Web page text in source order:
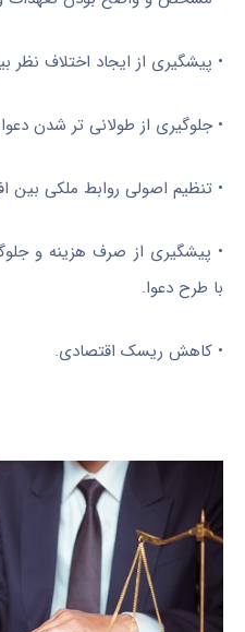
• پیشگیری از ایجاد اختلاف نظر
• جلوگیری از طولانی تر شدن
• تنظیم اصولی روابط ملکی بین
• پیشگیری از صرف هزینه و
با طرح دعوا.
• کاهش ریسک اقتصادی.